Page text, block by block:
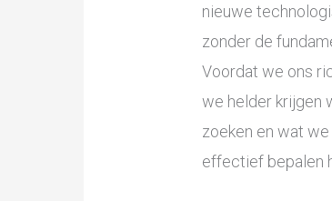
nieuwe
zonder de
Voordat we ons
we helder krijgen
zoeken en wat
effectief bepalen